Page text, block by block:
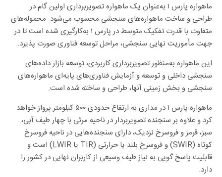
ماهواره پارس ‌۱ به‌عنوان یک ماهواره تصویربرداری اولین گام در
طراحی و ساخت ماهواره‌های سنجشی محسوب می‌شود. محموله‌های
متفاوت با قدرت تفکیک متوسط در پارس‌ ‌۱ به‌کارگیری شده است تا در
جهت مأموریت نهایی سنجشی، مراحل توسعه فناوری صورت پذیرد.
این ماهواره به‌منظور تصویربرداری کاربردی، توسعه بازار داده‌های
سنجشی داخلی و توسعه و آزمایش فناوری‌های پایه‌ای ماهواره‌های
سنجشی و بخش زمینی آنها، طراحی و ساخته شده است.
ماهواره پارس ۱ در مداری به ارتفاع حدودی ۵۰۰ کیلومتر پرواز خواهد
کرد و علاوه بر سنجنده تصویربردار در ناحیه مرئی با چهار طیف آبی،
سبز، قرمز و فروسرخ نزدیک، دارای سنجنده‌هایی در ناحیه فروسرخ
کوتاه (SWIR) و فروسرخ بلند یا حرارتی (TIR یا LWIR) است و
قابلیت پاسخ گویی به نیاز طیف وسیعی از کاربران نهایی در کشور را
دارد.